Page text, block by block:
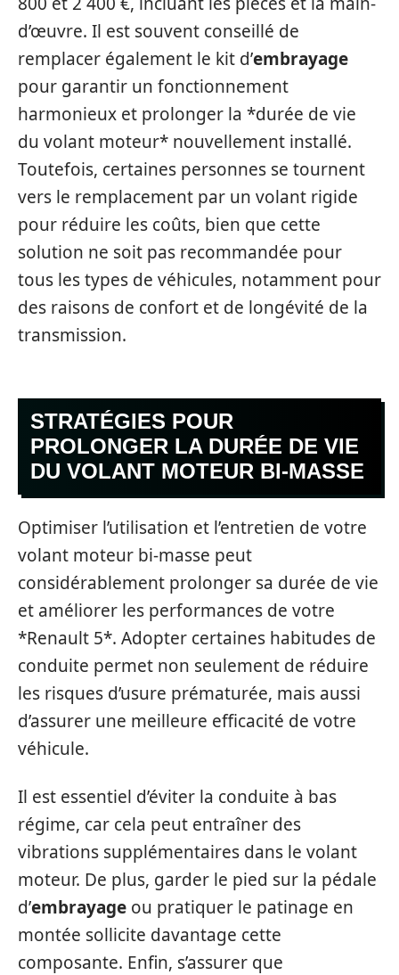
d’œuvre. Il est souvent conseillé de
remplacer également le kit d’embrayage
pour garantir un fonctionnement
harmonieux et prolonger la *durée de vie
du volant moteur* nouvellement installé.
Toutefois, certaines personnes se tournent
vers le remplacement par un volant rigide
pour réduire les coûts, bien que cette
solution ne soit pas recommandée pour
tous les types de véhicules, notamment pour
des raisons de confort et de longévité de la
transmission.
STRATÉGIES POUR
PROLONGER LA DURÉE DE VIE
DU VOLANT MOTEUR BI-MASSE
Optimiser l’utilisation et l’entretien de votre
volant moteur bi-masse peut
considérablement prolonger sa durée de vie
et améliorer les performances de votre
*Renault 5*. Adopter certaines habitudes de
conduite permet non seulement de réduire
les risques d’usure prématurée, mais aussi
d’assurer une meilleure efficacité de votre
véhicule.
Il est essentiel d’éviter la conduite à bas
régime, car cela peut entraîner des
vibrations supplémentaires dans le volant
moteur. De plus, garder le pied sur la pédale
d’embrayage ou pratiquer le patinage en
montée sollicite davantage cette
composante. Enfin, s’assurer que